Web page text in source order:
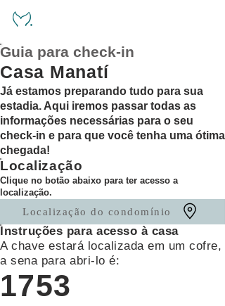
Guia para check-in
Casa Manatí
Já estamos preparando tudo para sua
estadia. Aqui iremos passar todas as
informações necessárias para o seu
check-in e para que você tenha uma ótima
chegada!
Localização
Clique no botão abaixo para ter acesso a
localização.
Localização do condomínio
Instruções para acesso à casa
A chave estará localizada em um cofre,
a sena para abri-lo é:
1753